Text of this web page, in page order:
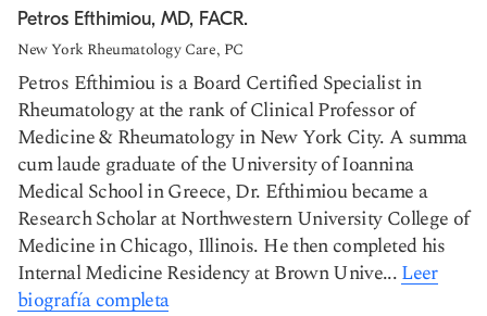
Petros Efthimiou, MD, FACR.
New York Rheumatology Care, PC
Petros Efthimiou is a Board Certified Specialist in
Rheumatology at the rank of Clinical Professor of
Medicine & Rheumatology in New York City. A summa
cum laude graduate of the University of Ioannina
Medical School in Greece, Dr. Efthimiou became a
Research Scholar at Northwestern University College of
Medicine in Chicago, Illinois. He then completed his
Internal Medicine Residency at Brown Unive...Leer
biografía completa